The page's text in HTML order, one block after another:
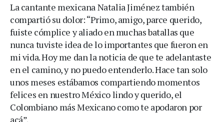
La cantante mexicana Natalia Jiménez también
compartió su dolor: “Primo, amigo, parce querido,
fuiste cómplice y aliado en muchas batallas que
nunca tuviste idea de lo importantes que fueron en
mi vida. Hoy me dan la noticia de que te adelantaste
en el camino, y no puedo entenderlo. Hace tan solo
unos meses estábamos compartiendo momentos
felices en nuestro México lindo y querido, el
Colombiano más Mexicano como te apodaron por
acá”.